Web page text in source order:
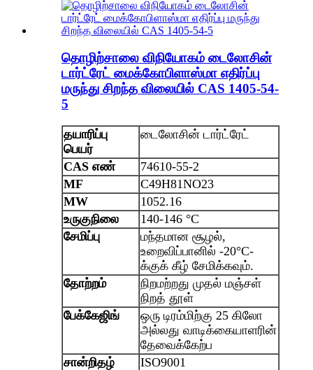
தொழிற்சாலை விநியோகம் டைலோசின்
டார்ட்ரேட் மைக்கோபிளாஸ்மா எதிர்ப்பு
மருந்து சிறந்த விலையில் CAS 1405-54-
5
தயாரிப்பு
பெயர்
டைலோசின் டார்ட்ரேட்
CAS எண்
74610-55-2
MF
C49H81NO23
MW
1052.16
உருகுநிலை
140-146 °C
சேமிப்பு
மந்தமான சூழல்,
உறைவிப்பானில் -20°C-
க்குக் கீழ் சேமிக்கவும்.
தோற்றம்
நிறமற்றது முதல் மஞ்சள்
நிறத் தூள்
பேக்கேஜிங்
ஒரு டிரம்மிற்கு 25 கிலோ
அல்லது வாடிக்கையாளரின்
தேவைக்கேற்ப
சான்றிதழ்
ISO9001